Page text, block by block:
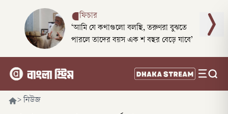
ফিচার
‘আমি যে কথাগুলো বলছি, তরুণরা বুঝতে
পারলে তাদের বয়স এক শ বছর বেড়ে যাবে’
> নিউজ